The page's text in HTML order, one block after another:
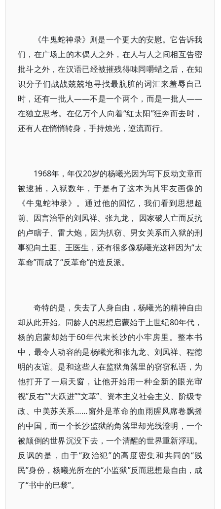
《牛鬼蛇神录》则是一个更大的安慰。它告诉我
们，在广场上的木偶人之外，在人与人之间相互告密
批斗之外，在汉语已经被摧残得味同嚼蜡之后，在知
识分子们战战兢兢地寻找最肮脏的词汇来羞辱自己
时，还有一批人——不是一个两个，而是一批人——
在独立思考。在亿万个人向着“红太阳”狂奔而去时，
还有人在悄悄转身，手持烛光，逆流而行。
1968年，年仅20岁的杨曦光因为写下反动文章而
被逮捕，入狱数年，于是有了这本为其牢友画像的
《牛鬼蛇神录》。通过他的回忆，我们看到思想超
前、因言治罪的刘凤祥、张九龙， 因家破人亡而反抗
的卢瞎子、雷大炮，因为扒窃、男女关系而入狱的刑
事犯向土匪、王医生，还有很多像杨曦光这样因为“太
革命”而成了“反革命”的造反派。
奇特的是，失去了人身自由，杨曦光的精神自由
却从此开始。同龄人的思想启蒙始于上世纪80年代，
杨的启蒙却始于60年代末长沙的小牢房里。整本书
中，最令人动容的是杨曦光和张九龙、刘凤祥、程德
明的友谊。是和这些人在监狱角落里的窃窃私语，为
他打开了一扇天窗，让他开始用一种全新的眼光审
视“反右”“大跃进”“文革”、资本主义社会主义、阶级专
政、中美苏关系……窗外是革命的血雨腥风席卷飘摇
的中国，而一个长沙监狱的角落里却光线澄明，一个
被颠倒的世界沉没下去，一个清醒的世界重新浮现。
反讽的是，由于“政治犯”的高度密集和共同的“贱
民”身份，杨曦光所在的“小监狱”反而思想最自由，成
了“书中的巴黎”。